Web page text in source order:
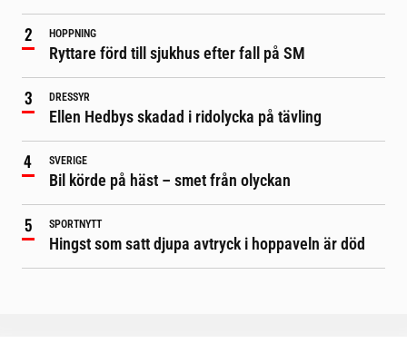
HOPPNING
Ryttare förd till sjukhus efter fall på SM
DRESSYR
Ellen Hedbys skadad i ridolycka på tävling
SVERIGE
Bil körde på häst – smet från olyckan
SPORTNYTT
Hingst som satt djupa avtryck i hoppaveln är död